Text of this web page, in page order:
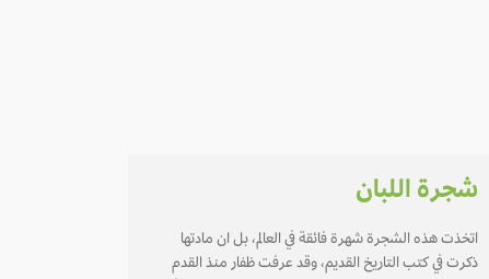
شجرة اللبان
اتخذت هذه الشجرة شهرة فائقة في العالم، بل ان مادتها
ذكرت في كتب التاريخ القديم، وقد عرفت ظفار منذ القدم